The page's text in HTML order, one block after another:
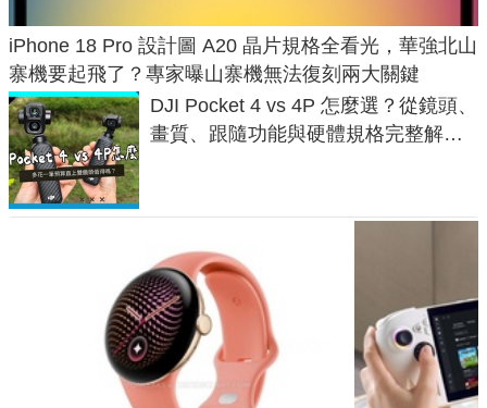
iPhone 18 Pro 設計圖 A20 晶片規格全看光，華強北山
寨機要起飛了？專家曝山寨機無法復刻兩大關鍵
DJI Pocket 4 vs 4P 怎麼選？從鏡頭、
畫質、跟隨功能與硬體規格完整解